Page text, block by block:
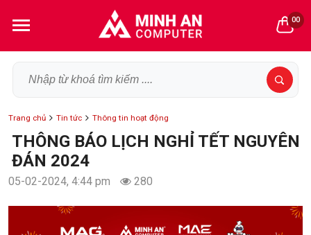
00
Trang chủ Tin tức Thông tin hoạt động
THÔNG BÁO LỊCH NGHỈ TẾT NGUYÊN
ĐÁN 2024
05-02-2024, 4:44 pm 280